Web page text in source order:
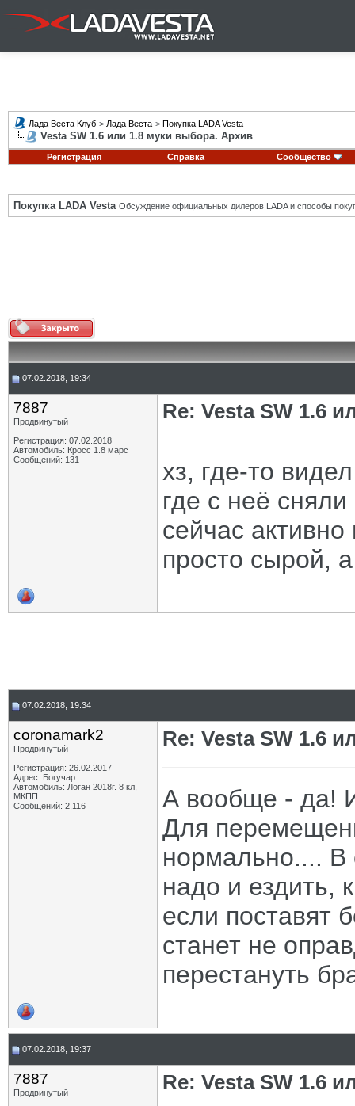
Лада Веста Клуб > Лада Веста > Покупка LADA Vesta
Vesta SW 1.6 или 1.8 муки выбора. Архив
Регистрация Справка Сообщество
Покупка LADA Vesta Обсуждение официальных дилеров LADA и способы
07.02.2018, 19:34
7887
Продвинутый
Регистрация: 07.02.2018
Автомобиль: Кросс 1.8 марс
Сообщений: 131
Re: Vesta SW 1.6
хз, где-то
где с неё
сейчас
просто сырой,
07.02.2018, 19:34
coronamark2
Продвинутый
Регистрация: 26.02.2017
Адрес: Богучар
Автомобиль: Логан 2018г. 8 кл,
МКПП
Сообщений: 2,116
Re: Vesta SW 1.6
А вообще - да!
Для
нормально.... В
надо и ездить,
если поставят
станет не
перестануть
07.02.2018, 19:37
7887
Продвинутый
Re: Vesta SW 1.6